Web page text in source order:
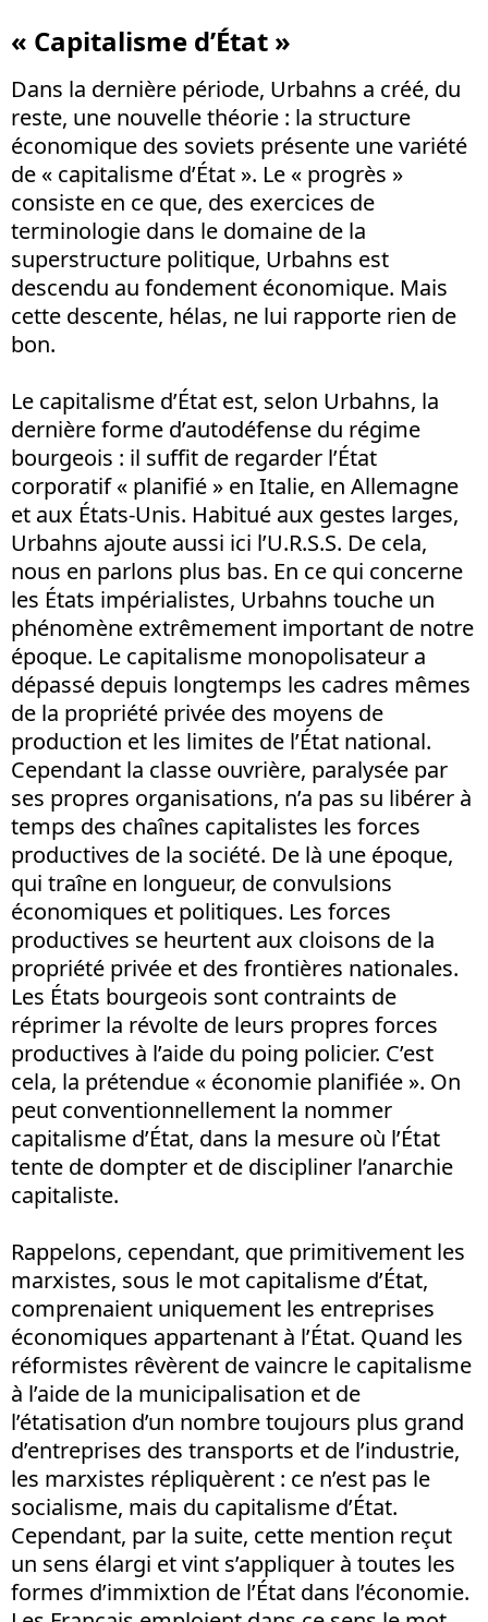
« Capitalisme d’État »
Dans la dernière période, Urbahns a créé, du
reste, une nouvelle théorie : la structure
économique des soviets présente une variété
de « capitalisme d’État ». Le « progrès »
consiste en ce que, des exercices de
terminologie dans le domaine de la
superstructure politique, Urbahns est
descendu au fondement économique. Mais
cette descente, hélas, ne lui rapporte rien de
bon.
Le capitalisme d’État est, selon Urbahns, la
dernière forme d’autodéfense du régime
bourgeois : il suffit de regarder l’État
corporatif « planifié » en Italie, en Allemagne
et aux États-Unis. Habitué aux gestes larges,
Urbahns ajoute aussi ici l’U.R.S.S. De cela,
nous en parlons plus bas. En ce qui concerne
les États impérialistes, Urbahns touche un
phénomène extrêmement important de notre
époque. Le capitalisme monopolisateur a
dépassé depuis longtemps les cadres mêmes
de la propriété privée des moyens de
production et les limites de l’État national.
Cependant la classe ouvrière, paralysée par
ses propres organisations, n’a pas su libérer à
temps des chaînes capitalistes les forces
productives de la société. De là une époque,
qui traîne en longueur, de convulsions
économiques et politiques. Les forces
productives se heurtent aux cloisons de la
propriété privée et des frontières nationales.
Les États bourgeois sont contraints de
réprimer la révolte de leurs propres forces
productives à l’aide du poing policier. C’est
cela, la prétendue « économie planifiée ». On
peut conventionnellement la nommer
capitalisme d’État, dans la mesure où l’État
tente de dompter et de discipliner l’anarchie
capitaliste.
Rappelons, cependant, que primitivement les
marxistes, sous le mot capitalisme d’État,
comprenaient uniquement les entreprises
économiques appartenant à l’État. Quand les
réformistes rêvèrent de vaincre le capitalisme
à l’aide de la municipalisation et de
l’étatisation d’un nombre toujours plus grand
d’entreprises des transports et de l’industrie,
les marxistes répliquèrent : ce n’est pas le
socialisme, mais du capitalisme d’État.
Cependant, par la suite, cette mention reçut
un sens élargi et vint s’appliquer à toutes les
formes d’immixtion de l’État dans l’économie.